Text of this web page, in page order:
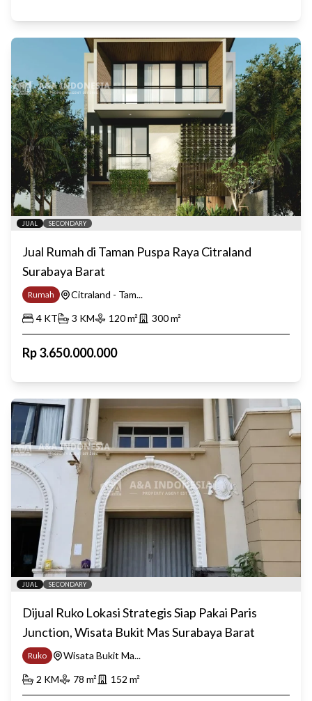
JUAL SECONDARY
Jual Rumah di Taman Puspa Raya Citraland
Surabaya Barat
Rumah
Citraland - Tam...
4 KT 3 KM 120m² 300m²
Rp3.650.000.000
JUAL SECONDARY
Dijual Ruko Lokasi Strategis Siap Pakai Paris
Junction, Wisata Bukit Mas Surabaya Barat
Ruko
Wisata Bukit Ma...
2 KM 78 m² 152 m²